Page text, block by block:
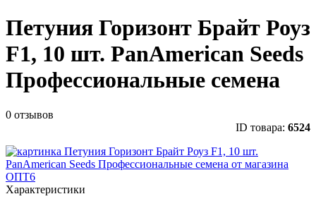
Петуния Горизонт Брайт Роуз
F1, 10 шт. PanAmerican Seeds
Профессиональные семена
0 отзывов
ID товара: 6524
Характеристики